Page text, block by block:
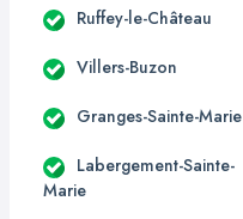
Ruffey-le-Château
Villers-Buzon
Granges-Sainte-Marie
Labergement-Sainte-
Marie